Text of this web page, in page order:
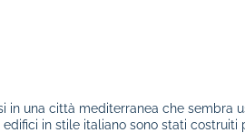
in una città mediterranea che sembra
in stile italiano sono stati costruiti